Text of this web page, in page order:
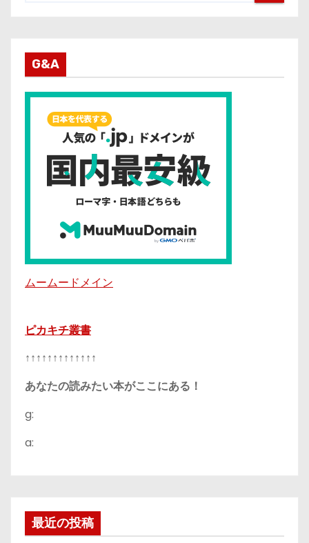
G&A
ムームードメイン
ピカキチ叢書
↑↑↑↑↑↑↑↑↑↑↑↑↑
あなたの読みたい本がここにある！
g:
a:
最近の投稿